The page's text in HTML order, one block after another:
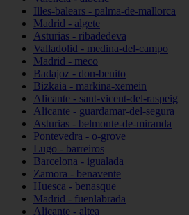
Illes-balears - palma-de-mallorca
Madrid - algete
Asturias - ribadedeva
Valladolid - medina-del-campo
Madrid - meco
Badajoz - don-benito
Bizkaia - markina-xemein
Alicante - sant-vicent-del-raspeig
Alicante - guardamar-del-segura
Asturias - belmonte-de-miranda
Pontevedra - o-grove
Lugo - barreiros
Barcelona - igualada
Zamora - benavente
Huesca - benasque
Madrid - fuenlabrada
Alicante - altea